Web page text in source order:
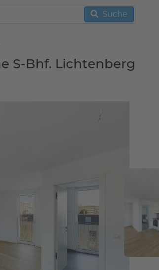
Suche
S-Bhf. Lichtenberg